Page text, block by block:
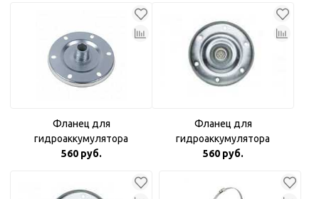
Фланец для
гидроаккумулятора
оцинкованный 3/4"
560 руб.
Фланец для
гидроаккумулятора
оцинкованный с пластиковой
560 руб.